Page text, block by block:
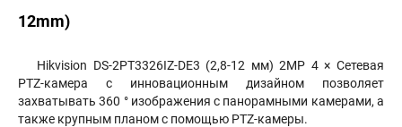
12mm)
Hikvision DS-2PT3326IZ-DE3 (2,8-12 мм) 2MP 4 × Сетевая
PTZ-камера с инновационным дизайном позволяет
захватывать 360 ° изображения с панорамными камерами, а
также крупным планом с помощью PTZ-камеры.